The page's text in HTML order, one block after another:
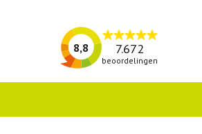
8,8 7.672
beoordelingen